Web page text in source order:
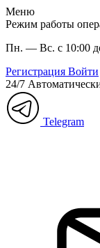
Меню
Режим работы
Пн. — Вс. с 10:00
Регистрация Войти
24/7
Telegram